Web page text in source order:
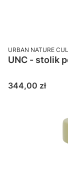
PRODUCENT
URBAN NATURE
UNC - stolik
Cena
344,00 zł